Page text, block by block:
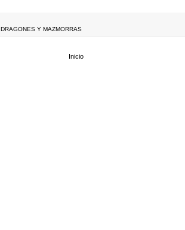
DRAGONES Y MAZMORRAS
Inicio